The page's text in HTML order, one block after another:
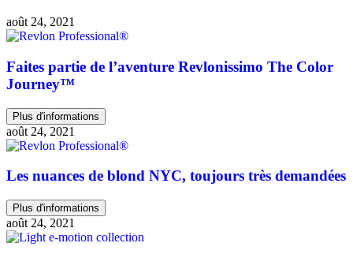
août 24, 2021
Faites partie de l’aventure Revlonissimo The Color
Journey™
Plus d'informations
août 24, 2021
Les nuances de blond NYC, toujours très demandées
Plus d'informations
août 24, 2021